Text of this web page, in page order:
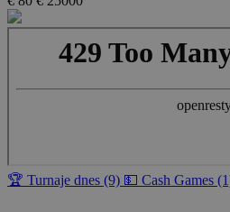
🏆 Turnaje dnes (9) 💵 Cash Games